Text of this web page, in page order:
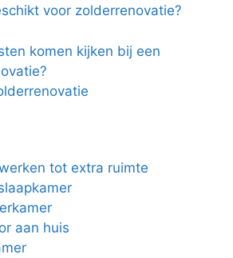
voor zolderrenovatie?
komen kijken bij een
tot extra ruimte
aan huis